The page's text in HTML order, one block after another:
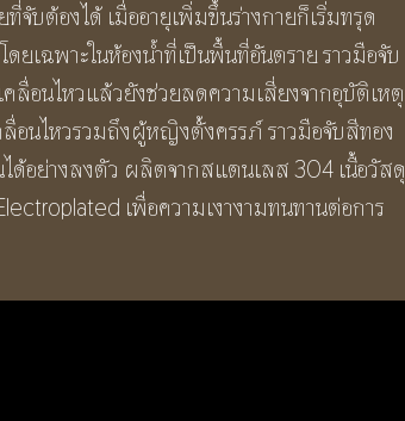
บต้องได้ เมื่ออายุเพิ่มขึ้นร่างกายก็เริ่มทรุด
ยเฉพาะในห้องน้ำที่เป็นพื้นที่อันตราย ราวมือจับ
ลื่อนไหวแล้วยังช่วยลดความเสี่ยงจากอุบัติเหตุ
อนไหวรวมถึงผู้หญิงตั้งครรภ์ ราวมือจับสีทอง
ด้อย่างลงตัว ผลิตจากสแตนเลส 304 เนื้อวัสดุ
เพื่อความเงางามทนทานต่อการ